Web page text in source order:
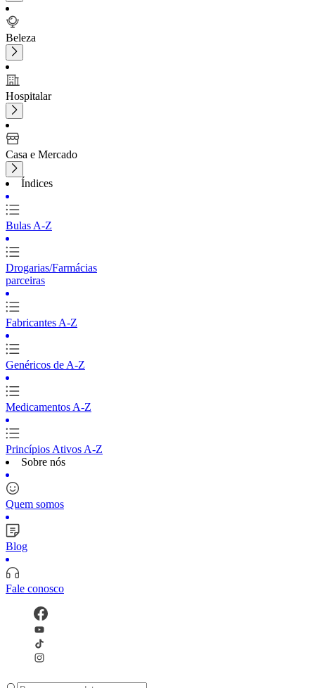
Beleza
Hospitalar
Casa e Mercado
Índices
Bulas A-Z
Drogarias/Farmácias
parceiras
Fabricantes A-Z
Genéricos de A-Z
Medicamentos A-Z
Princípios Ativos A-Z
Sobre nós
Quem somos
Blog
Fale conosco